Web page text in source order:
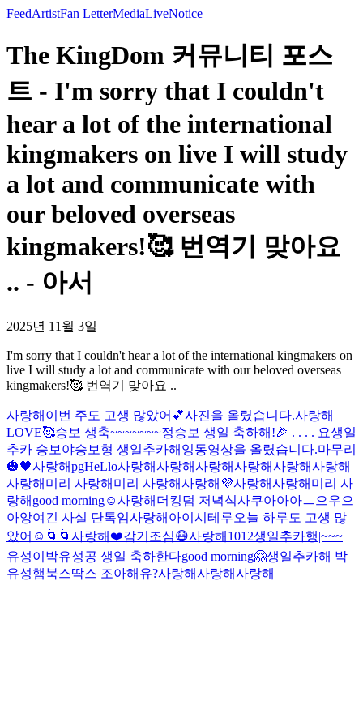
FeedArtistFan LetterMediaLiveNotice
The KingDom 커뮤니티 포스
트 - I'm sorry that I couldn't
hear a lot of the international
kingmakers on live I will study
a lot and communicate with
our beloved overseas
kingmakers!🥰 번역기 맞아요
.. - 아서
2025년 11월 3일
I'm sorry that I couldn't hear a lot of the international kingmakers on
live I will study a lot and communicate with our beloved overseas
kingmakers!🥰 번역기 맞아요 ..
사랑해 이번 주도 고생 많았어💕사진을 올렸습니다.사랑해
LOVE🥰승보 생축~~~~~~~정승보 생일 축하해!🎉 . . . . 요생일
추카 승보야승보형 생일추카해잉동영상을 올렸습니다.마무리
🎃🖤사랑해pgHeLlo사랑해사랑해사랑해사랑해사랑해사랑해
사랑해 미리 사랑해 미리 사랑해사랑해 💜사랑해사랑해 미리 사
랑해 good morning☺️사랑해 더킹덤 저녁식사쿠아아아ㅡ으우으
아앙여긴 사실 단톡임사랑해 아이시테루오늘 하루도 고생 많
았어☺️ 🌀🌀 사랑해 ❤️감기조심😷사랑해 1012생일추카행|~~~
유성이 박유성공 생일 축하한다good morning🤗생일추카해 박
유성햄북스딱스 조아해유?사랑해사랑해사랑해